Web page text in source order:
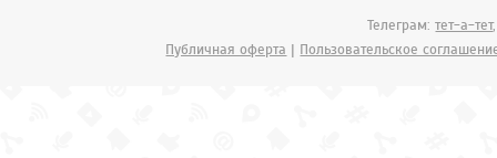
Телеграм:тет-а-тет
Публичная оферта | Пользовательское